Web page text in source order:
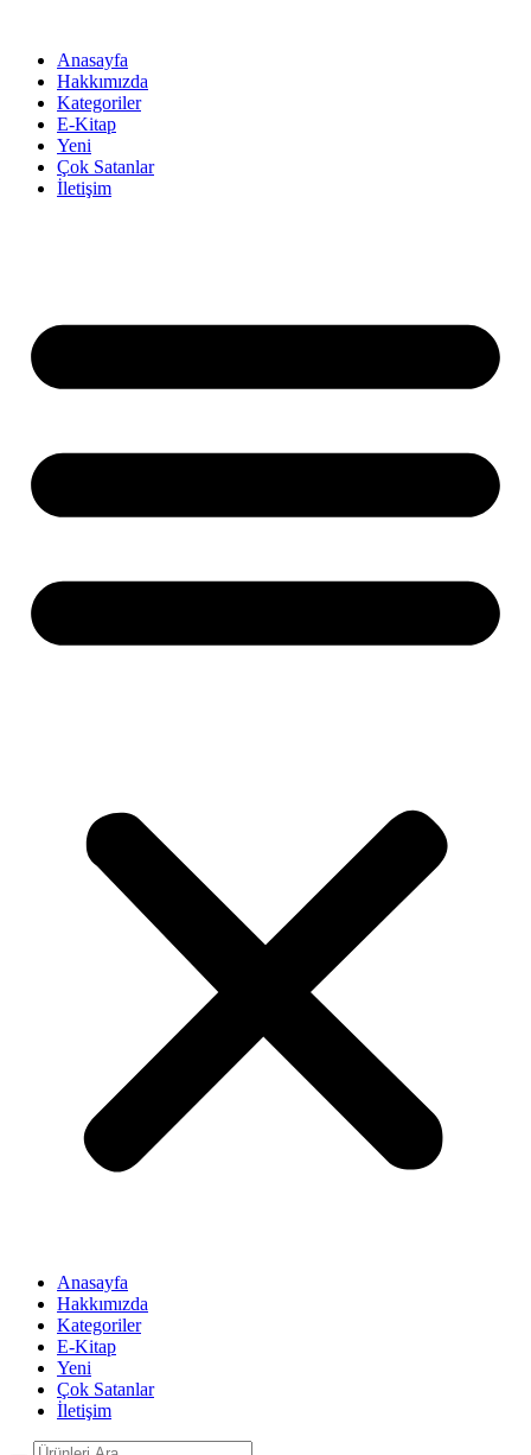
Anasayfa
Hakkımızda
Kategoriler
E-Kitap
Yeni
Çok Satanlar
İletişim
Anasayfa
Hakkımızda
Kategoriler
E-Kitap
Yeni
Çok Satanlar
İletişim